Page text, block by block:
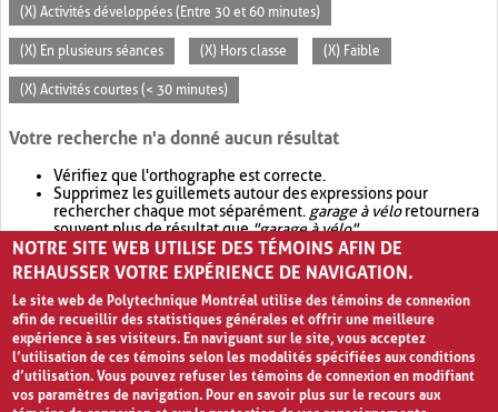
(X) Activités développées (Entre 30 et 60 minutes)
(X) En plusieurs séances (X) Hors classe (X) Faible
(X) Activités courtes (< 30 minutes)
Votre recherche n'a donné aucun résultat
Vérifiez que l'orthographe est correcte.
Supprimez les guillemets autour des expressions pour
rechercher chaque mot séparément. garage à véloretournera
souvent plus de résultat que"garage à vélo".
Envisagez d'élargir votre recherche avec OR.garage OR vélo
retournera souvent plus de résultat quegarage à vélo
NOTRE SITE WEB UTILISE DES TÉMOINS AFIN DE
REHAUSSER VOTRE EXPÉRIENCE DE NAVIGATION.
Le site web de Polytechnique Montréal utilise des témoins de connexion
afin de recueillir des statistiques générales et offrir une meilleure
expérience à ses visiteurs. En naviguant sur le site, vous acceptez
l’utilisation de ces témoins selon les modalités spécifiées aux conditions
d’utilisation. Vous pouvez refuser les témoins de connexion en modifiant
vos paramètres de navigation. Pour en savoir plus sur le recours aux